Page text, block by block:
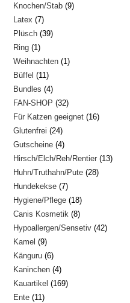
Produkte
Knochen/Stab 99
Latex 77
Produkte
Plüsch 3939
Ring 11
Produkt
Weihnachten 11
Büffel 1111
Produkte
Bundles 44
Produkte
FAN-SHOP 3232
Produkte
Für Katzen geeignet 1616
Glutenfrei 2424
Produkte
Gutscheine 44
Produkte
Hirsch/Elch/Reh/Rentier 1313
Huhn/Truthahn/Pute 2828
Hundekekse 77
Produkte
Hygiene/Pflege 1818
Produkte
Canis Kosmetik 88
Produkte
Hypoallergen/Sensetiv 4242
Kamel 99
Produkte
Känguru 66
Produkte
Kaninchen 44
Produkte
Kauartikel 169169
Ente 1111